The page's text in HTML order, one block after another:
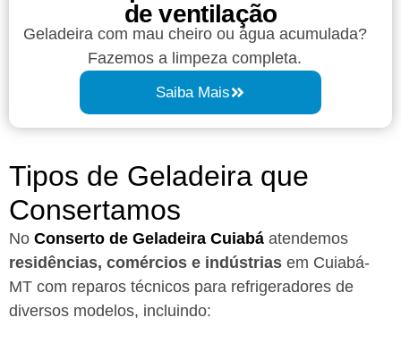
de ventilação
Geladeira com mau cheiro ou água acumulada?
Fazemos a limpeza completa.
Saiba Mais
Tipos de Geladeira que
Consertamos
No Conserto de Geladeira Cuiabá atendemos
residências, comércios e indústrias em Cuiabá-
MT com reparos técnicos para refrigeradores de
diversos modelos, incluindo: